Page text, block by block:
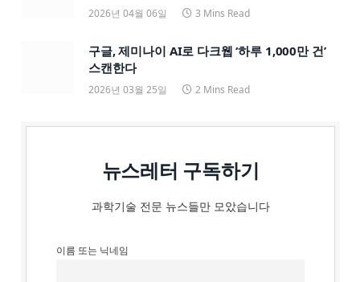
2026년 04월 06일 3 Mins Read
구글, 제미나이 AI로 다크웹 ‘하루 1,000만 건’
스캔한다
2026년 03월 25일 2 Mins Read
뉴스레터 구독하기
과학기술 전문 뉴스들만 모았습니다
이름 또는 닉네임